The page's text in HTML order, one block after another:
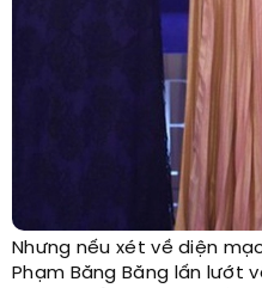
Nhưng nếu xét về diện
Phạm Băng Băng lấn lướt